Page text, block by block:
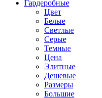
Гардеробные
Цвет
Белые
Светлые
Серые
Темные
Цена
Элитные
Дешевые
Размеры
Большие